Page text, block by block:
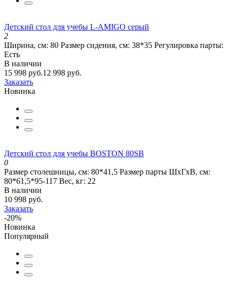
Детский стол для учебы L-AMIGO серый
2
Ширина, см: 80 Размер сидения, см: 38*35 Регулировка парты:
Есть
В наличии
15 998 руб.12 998 руб.
Заказать
Новинка
Детский стол для учебы BOSTON 80SB
0
Размер столешницы, см: 80*41,5 Размер парты ШхГхВ, см:
80*61,5*95-117 Вес, кг: 22
В наличии
10 998 руб.
Заказать
-20%
Новинка
Популярный